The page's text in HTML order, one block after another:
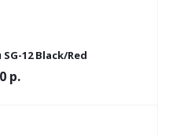
12 Black/Red
р.